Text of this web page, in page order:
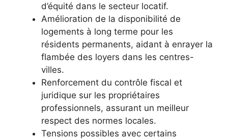
d’équité dans le secteur locatif.
Amélioration de la disponibilité de
logements à long terme pour les
résidents permanents, aidant à enrayer la
flambée des loyers dans les centres-
villes.
Renforcement du contrôle fiscal et
juridique sur les propriétaires
professionnels, assurant un meilleur
respect des normes locales.
Tensions possibles avec certains